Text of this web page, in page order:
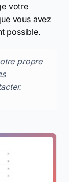
votre
vous avez
possible.
propre